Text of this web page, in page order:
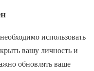
использовать
вашу личность и
обновлять ваше